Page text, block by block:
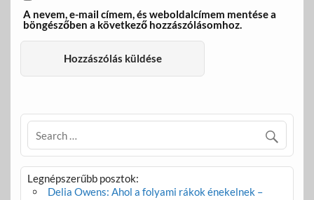
A nevem, e-mail címem, és weboldalcímem mentése a
böngészőben a következő hozzászólásomhoz.
Legnépszerűbb posztok:
Delia Owens: Ahol a folyami rákok énekelnek –